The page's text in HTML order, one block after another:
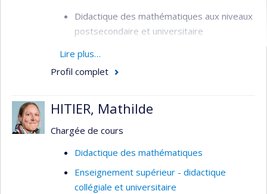
Didactique des mathématiques aux niveaux
postsecondaire et universitaire
Didactique du calcul et de l'analyse
Le rôle des mathématiques dans les
Analyse de manuels scolaires
des notions mathématiques aux niveaux
postsecondaires
Formation et préparation de
Lire plus…
Profil complet
HITIER, Mathilde
Chargée de cours
Didactique des mathématiques
Enseignement supérieur - didactique
collégiale et universitaire